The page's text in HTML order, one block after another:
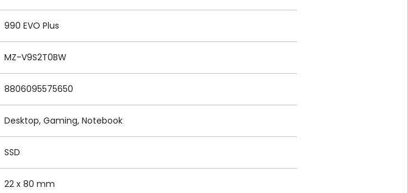
990 EVO Plus
MZ-V9S2T0BW
8806095575650
Desktop, Gaming, Notebook
SSD
22 x 80 mm